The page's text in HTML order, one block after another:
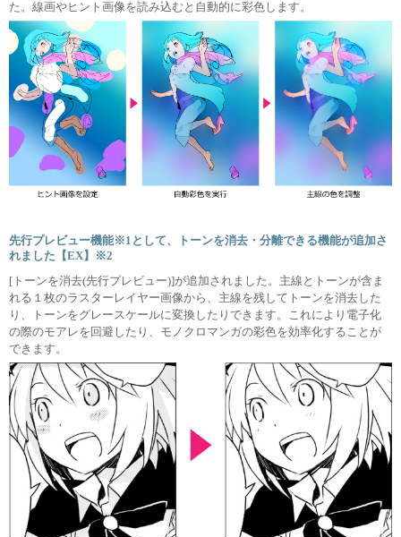
た。線画やヒント画像を読み込むと自動的に彩色します。
先行プレビュー機能※1として、トーンを消去・分離できる機能が追加さ
れました【EX】※2
[トーンを消去(先行プレビュー)]が追加されました。主線とトーンが含ま
れる１枚のラスターレイヤー画像から、主線を残してトーンを消去した
り、トーンをグレースケールに変換したりできます。これにより電子化
の際のモアレを回避したり、モノクロマンガの彩色を効率化することが
できます。